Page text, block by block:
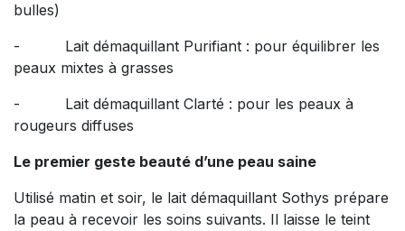
bulles)
- Lait démaquillant Purifiant : pour équilibrer les
peaux mixtes à grasses
- Lait démaquillant Clarté : pour les peaux à
rougeurs diffuses
Le premier geste beauté d’une peau saine
Utilisé matin et soir, le lait démaquillant Sothys prépare
la peau à recevoir les soins suivants. Il laisse le teint